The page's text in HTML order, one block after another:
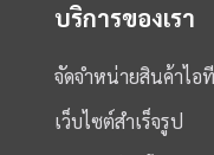
บริการของเรา
จัดจำหน่ายสินค้าไอ
เว็บไซต์สำเร็จรูป